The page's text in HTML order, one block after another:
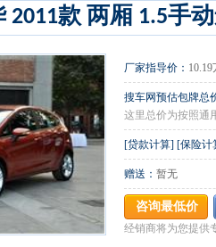
2011款 两厢 1.5手
厂家指导价： 10.19
搜车网预估包牌总
这里总价为按照通
[贷款计算] [保险计
赠送： 暂无
咨询最低价
经销商将为您提供